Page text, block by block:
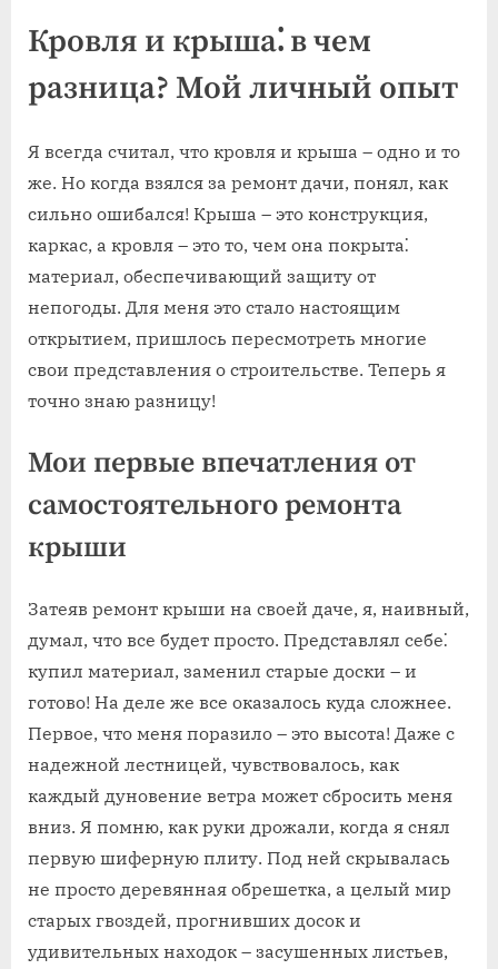
Кровля и крыша⁚ в чем
разница? Мой личный опыт
Я всегда считал, что кровля и крыша – одно и то
же. Но когда взялся за ремонт дачи, понял, как
сильно ошибался! Крыша – это конструкция,
каркас, а кровля – это то, чем она покрыта⁚
материал, обеспечивающий защиту от
непогоды. Для меня это стало настоящим
открытием, пришлось пересмотреть многие
свои представления о строительстве. Теперь я
точно знаю разницу!
Мои первые впечатления от
самостоятельного ремонта
крыши
Затеяв ремонт крыши на своей даче, я, наивный,
думал, что все будет просто. Представлял себе⁚
купил материал, заменил старые доски – и
готово! На деле же все оказалось куда сложнее.
Первое, что меня поразило – это высота! Даже с
надежной лестницей, чувствовалось, как
каждый дуновение ветра может сбросить меня
вниз. Я помню, как руки дрожали, когда я снял
первую шиферную плиту. Под ней скрывалась
не просто деревянная обрешетка, а целый мир
старых гвоздей, прогнивших досок и
удивительных находок – засушенных листьев,